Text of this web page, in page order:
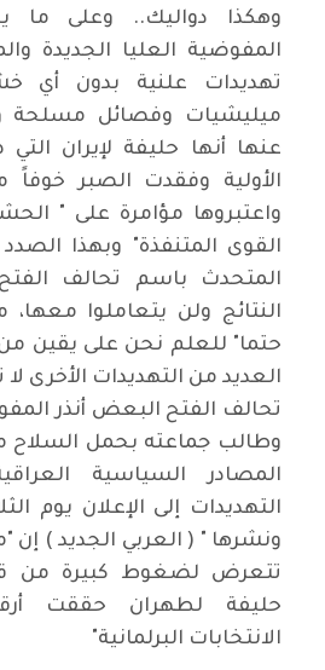
وهكذا دواليك.. وعلى ما
المفوضية العليا الجديدة
تهديدات علنية بدون أي
ميليشيات وفصائل مسلحة
عنها أنها حليفة لإيران
الأولية وفقدت الصبر
واعتبروها مؤامرة على "
القوى المتنفذة" وبهذا
المتحدث باسم تحالف
النتائج ولن يتعاملوا معها،
حتما" للعلم نحن على يقين
العديد من التهديدات الأخرى
تحالف الفتح البعض أنذر
وطالب جماعته بحمل السلاح
المصادر السياسية
ونشرها " ( العربي الجديد ) إن
تتعرض لضغوط كبيرة من
حليفة لطهران حققت
الانتخابات البرلمانية"